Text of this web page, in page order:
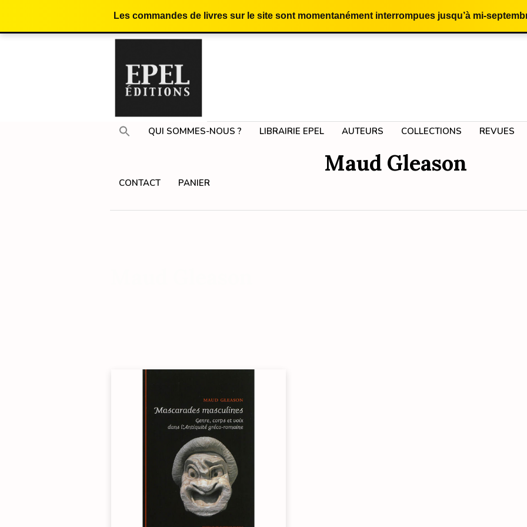
Les commandes de livres sur le site sont momentanément interrompues jusqu’à mi-
QUI SOMMES-NOUS ? LIBRAIRIE EPEL AUTEURS COLLECTIONS REVUES
CONTACT PANIER
Maud Gleason